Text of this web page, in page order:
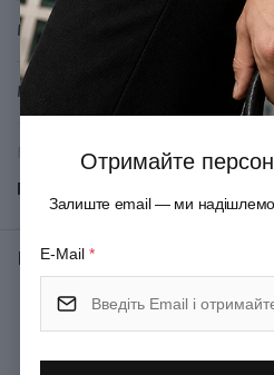
Нова подарункова коробка у
Матеріал корпуса
Матеріал оздоблення
Механізм
Колір корпуса
Колір ковпачка
Колір оздоблення
Показати всі
Відгуки:
Рекомендуємо
Отримайте
Залиште email — ми надішлемо
E-Mail *